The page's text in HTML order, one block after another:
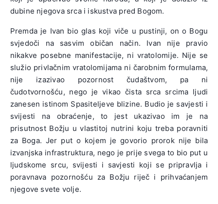
dubine njegova srca i iskustva pred Bogom.
Premda je Ivan bio glas koji viče u pustinji, on o Bogu
svjedoči na sasvim običan način. Ivan nije pravio
nikakve posebne manifestacije, ni vratolomije. Nije se
služio privlačnim vratolomijama ni čarobnim formulama,
nije izazivao pozornost čudaštvom, pa ni
čudotvornošću, nego je vikao čista srca srcima ljudi
zanesen istinom Spasiteljeve blizine. Budio je savjesti i
svijesti na obraćenje, to jest ukazivao im je na
prisutnost Božju u vlastitoj nutrini koju treba poravniti
za Boga. Jer put o kojem je govorio prorok nije bila
izvanjska infrastruktura, nego je prije svega to bio put u
ljudskome srcu, svijesti i savjesti koji se pripravlja i
poravnava pozornošću za Božju riječ i prihvaćanjem
njegove svete volje.